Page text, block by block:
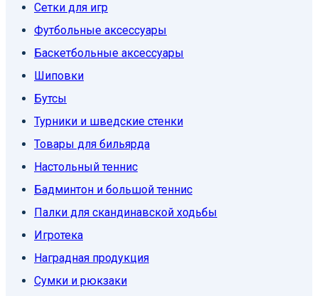
Сетки для игр
Футбольные аксессуары
Баскетбольные аксессуары
Шиповки
Бутсы
Турники и шведские стенки
Товары для бильярда
Настольный теннис
Бадминтон и большой теннис
Палки для скандинавской ходьбы
Игротека
Наградная продукция
Сумки и рюкзаки